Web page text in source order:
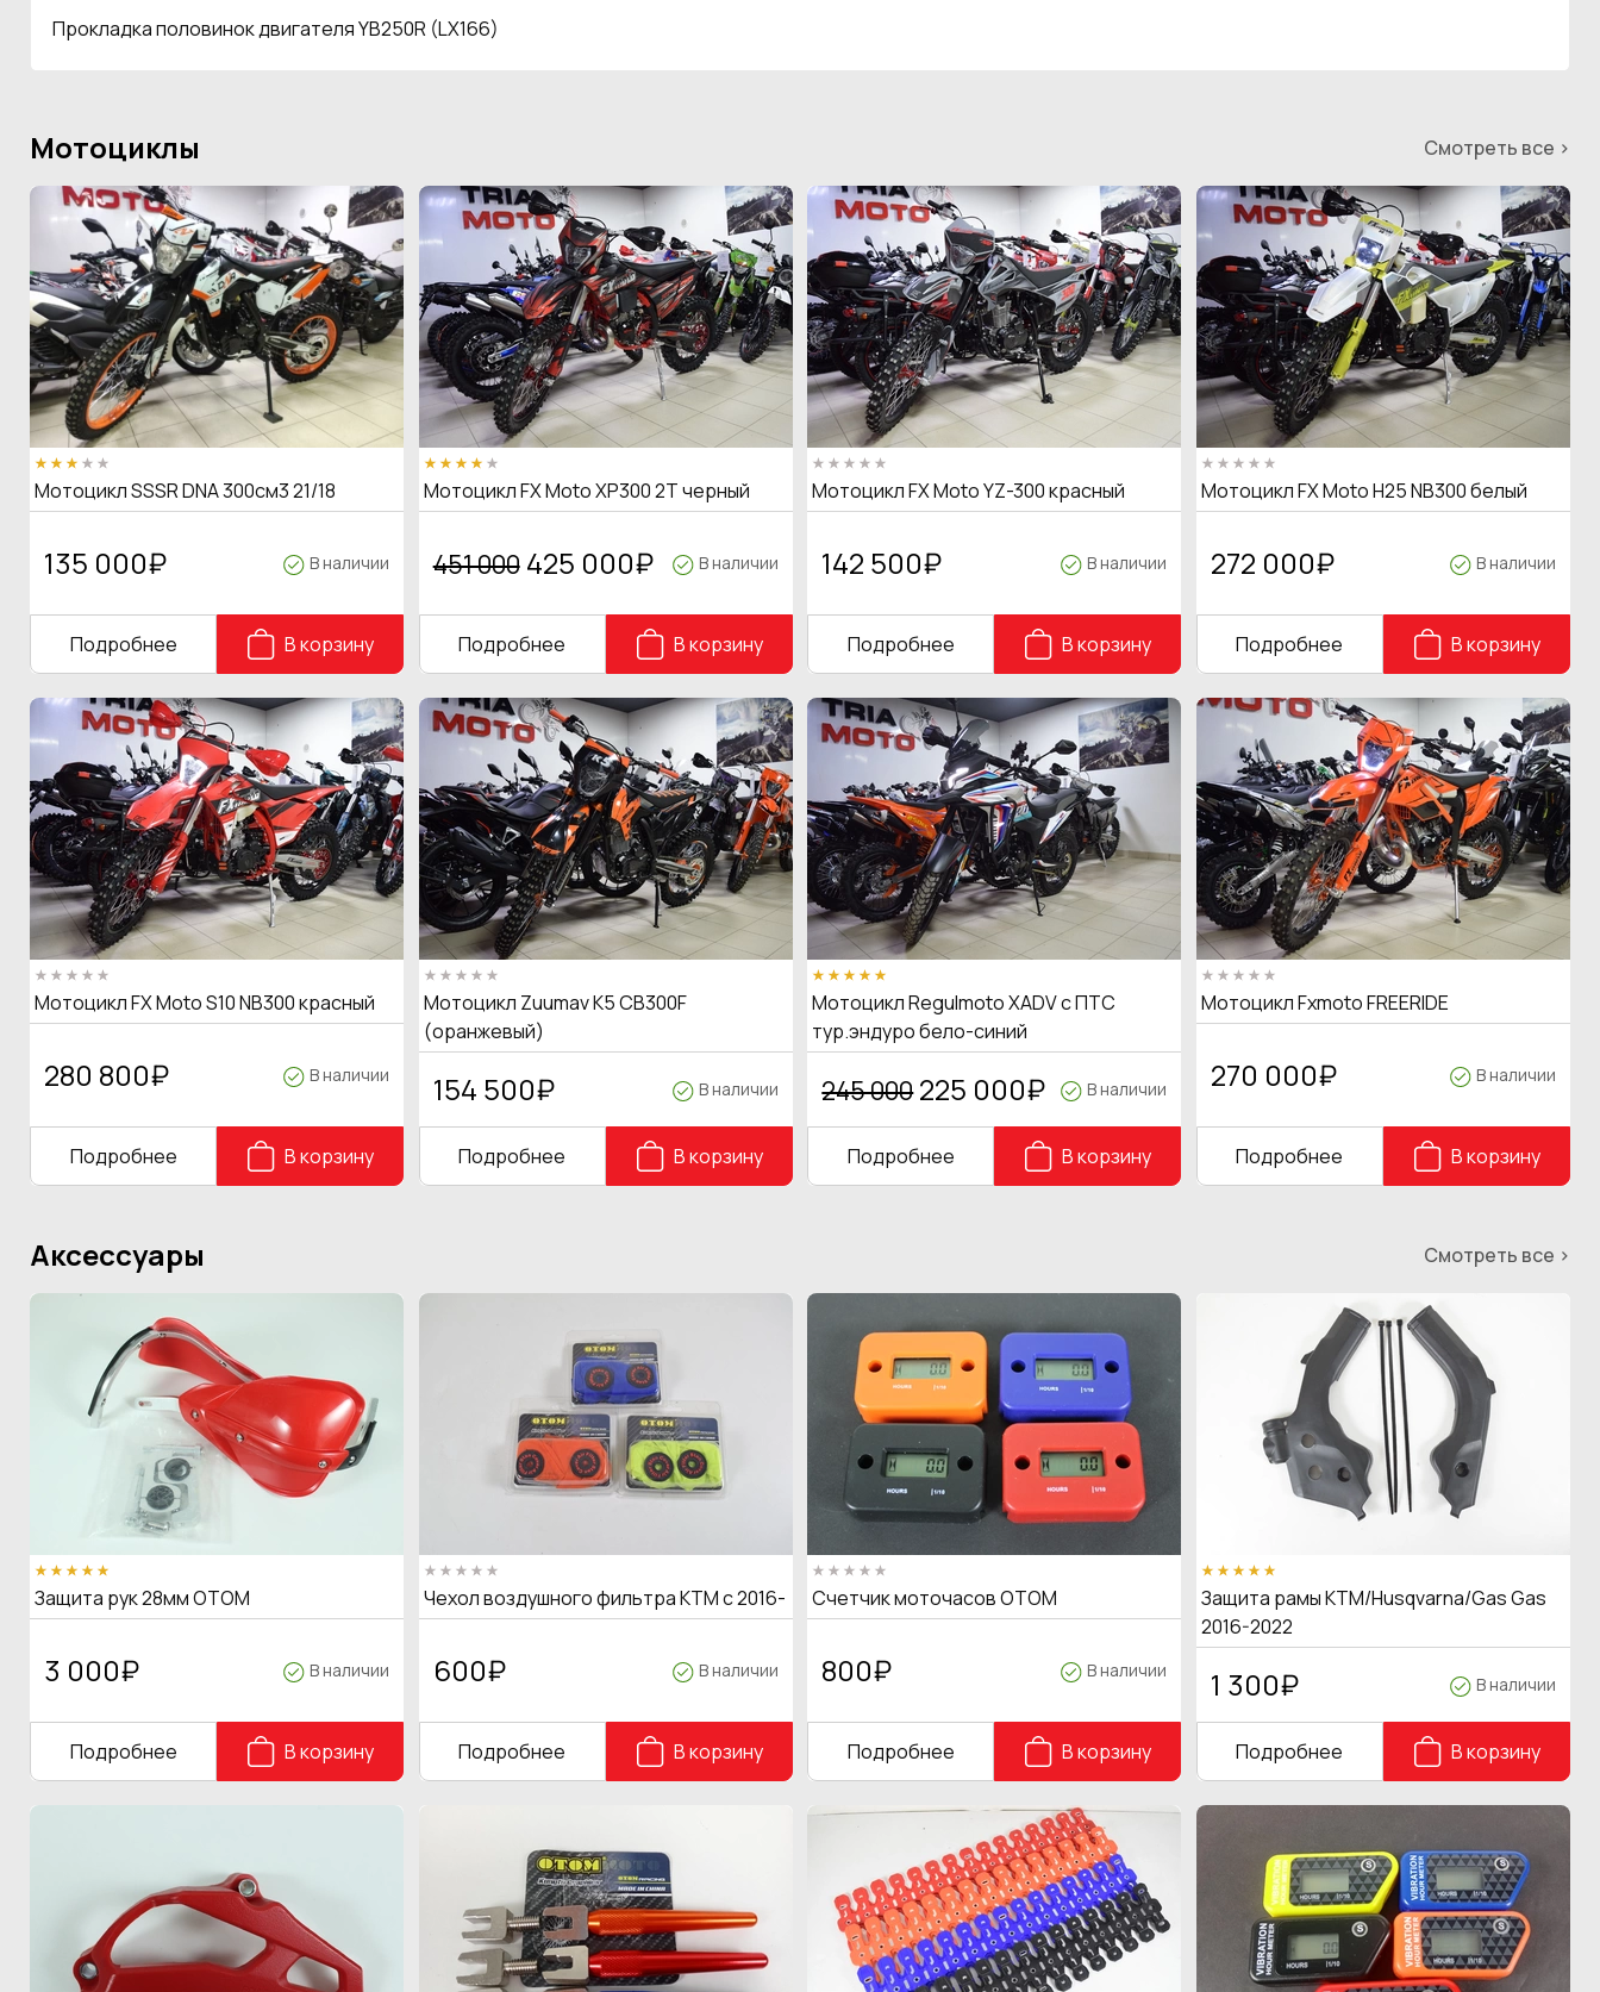
Прокладка половинок двигателя YB250R (LX166)
Мотоциклы Смотреть все >
Мотоцикл SSSR DNA 300см3 21/18
135 000₽ В наличии
Подробнее В корзину
Мотоцикл FX Moto XP300 2T черный
451 000 425 000₽ В наличии
Подробнее В корзину
Мотоцикл FX Moto YZ-300 красный
142 500₽ В наличии
Подробнее В корзину
Мотоцикл FX Moto H25 NB300 белый
272 000₽ В наличии
Подробнее В корзину
Мотоцикл FX Moto S10 NB300 красный
280 800₽ В наличии
Подробнее В корзину
Мотоцикл Zuumav K5 CB300F
(оранжевый)
154 500₽ В наличии
Подробнее В корзину
Мотоцикл Regulmoto XADV с ПТС
тур.эндуро бело-синий
245 000 225 000₽ В наличии
Подробнее В корзину
Мотоцикл Fxmoto FREERIDE
270 000₽ В наличии
Подробнее В корзину
Аксессуары Смотреть все >
Защита рук 28мм OTOM
3 000₽ В наличии
Подробнее В корзину
Чехол воздушного фильтра KTM с 2016-
600₽ В наличии
Подробнее В корзину
Счетчик моточасов OTOM
800₽ В наличии
Подробнее В корзину
Защита рамы KTM/Husqvarna/Gas Gas
2016-2022
1 300₽ В наличии
Подробнее В корзину